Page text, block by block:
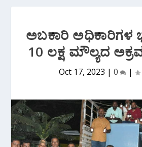
ಅಬಕಾರಿ ಅಧಿಕಾರಿಗಳ
10 ಲಕ್ಷ ಮೌಲ್ಯದ
Oct 17, 2023 | 0 |